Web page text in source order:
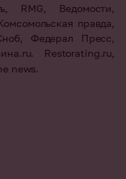
RMG , Ведомости,
правда,
Федерал Пресс,
ru. Restorating.ru
news.